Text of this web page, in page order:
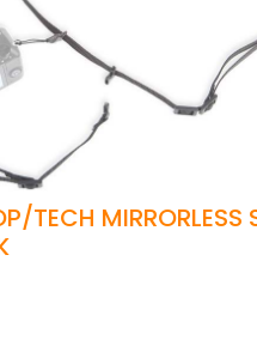
TECH MIRRORLESS